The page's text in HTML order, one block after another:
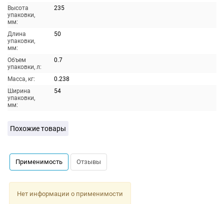
Высота
упаковки,
мм:
235
Длина
упаковки,
мм:
50
Объем
упаковки, л:
0.7
Масса, кг:
0.238
Ширина
упаковки,
мм:
54
Похожие товары
Применимость Отзывы
Нет информации о применимости